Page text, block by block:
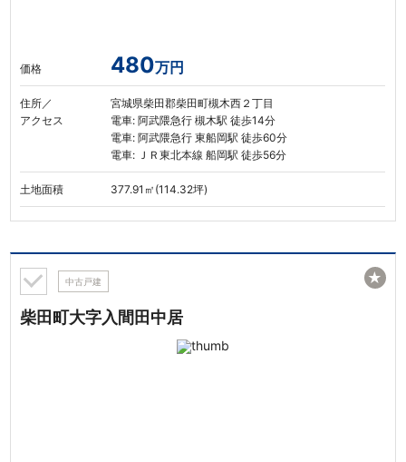
価格 480万円
住所／
アクセス
宮城県柴田郡柴田町槻木西２丁目
電車: 阿武隈急行 槻木駅 徒歩14分
電車: 阿武隈急行 東船岡駅 徒歩60分
電車: ＪＲ東北本線 船岡駅 徒歩56分
土地面積 377.91㎡(114.32坪)
中古戸建
柴田町大字入間田中居
★